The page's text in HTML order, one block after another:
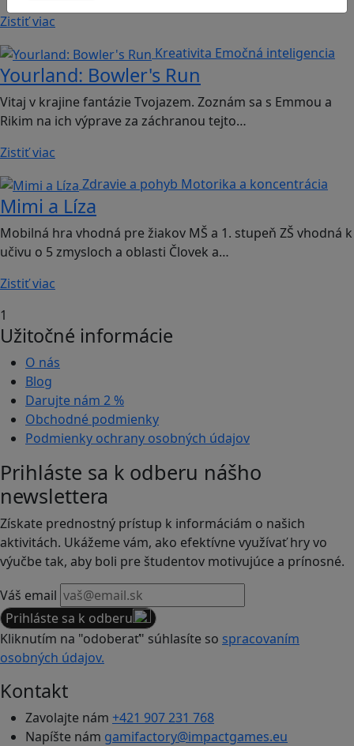
Zistiť viac
Kreativita Emočná inteligencia
Yourland: Bowler's Run
Vitaj v krajine fantázie Tvojazem. Zoznám sa s Emmou a
Rikim na ich výprave za záchranou tejto…
Zistiť viac
Zdravie a pohyb Motorika a koncentrácia
Mimi a Líza
Mobilná hra vhodná pre žiakov MŠ a 1. stupeň ZŠ vhodná k
učivu o 5 zmysloch a oblasti Človek a…
Zistiť viac
1
Užitočné informácie
O nás
Blog
Darujte nám 2 %
Obchodné podmienky
Podmienky ochrany osobných údajov
Prihláste sa k odberu nášho
newslettera
Získate prednostný prístup k informáciám o našich
aktivitách. Ukážeme vám, ako efektívne využívať hry vo
výučbe tak, aby boli pre študentov motivujúce a prínosné.
Váš email
Prihláste sa k odberu
Kliknutím na "odoberať" súhlasíte so spracovaním
osobných údajov.
Kontakt
Zavolajte nám +421 907 231 768
Napíšte nám gamifactory@impactgames.eu